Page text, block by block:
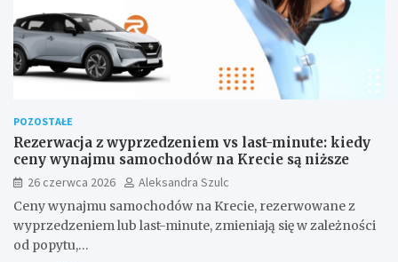
POZOSTAŁE
Rezerwacja z wyprzedzeniem vs last-minute: kiedy
ceny wynajmu samochodów na Krecie są niższe
26 czerwca 2026
Aleksandra Szulc
Ceny wynajmu samochodów na Krecie, rezerwowane z
wyprzedzeniem lub last-minute, zmieniają się w zależności
od popytu,…